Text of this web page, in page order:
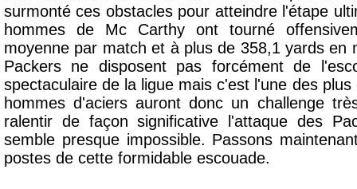
surmonté ces obstacles pour atteindre l'étape
hommes de Mc Carthy ont tourné
moyenne par match et à plus de 358,1 yards en
Packers ne disposent pas forcément de
spectaculaire de la ligue mais c'est l'une des
hommes d'aciers auront donc un challenge
ralentir de façon significative l'attaque des
semble presque impossible. Passons
postes de cette formidable escouade.